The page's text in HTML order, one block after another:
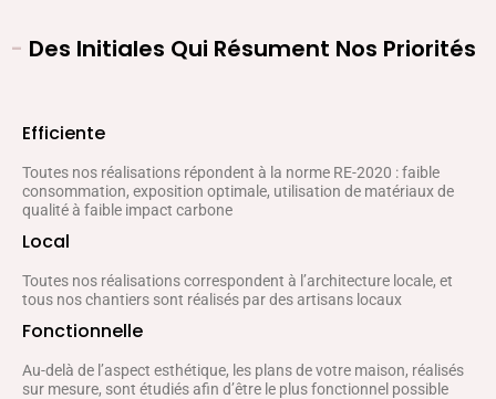
- Des Initiales Qui Résument Nos Priorités
Efficiente
Toutes nos réalisations répondent à la norme RE-2020 : faible
consommation, exposition optimale, utilisation de matériaux de
qualité à faible impact carbone
Local
Toutes nos réalisations correspondent à l’architecture locale, et
tous nos chantiers sont réalisés par des artisans locaux
Fonctionnelle
Au-delà de l’aspect esthétique, les plans de votre maison, réalisés
sur mesure, sont étudiés afin d’être le plus fonctionnel possible